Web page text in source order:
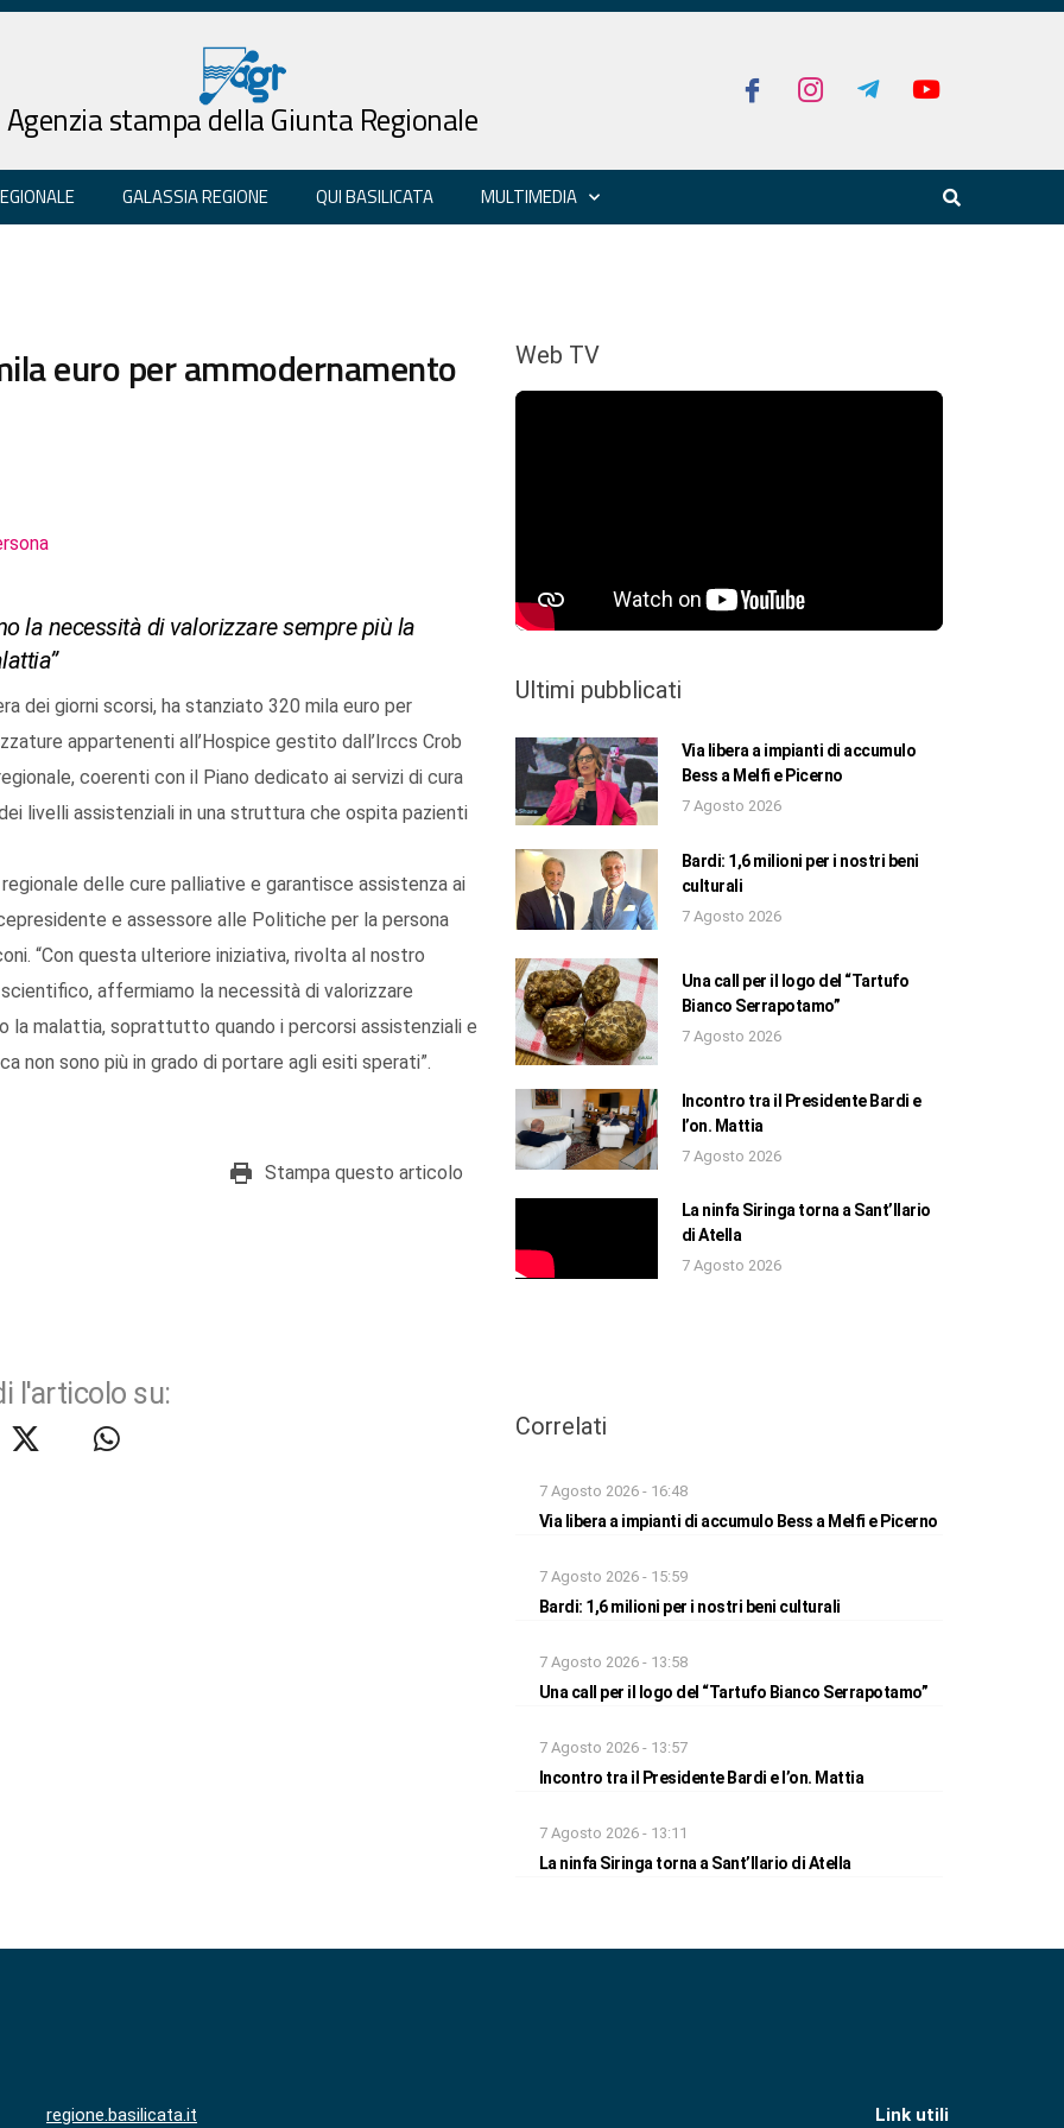
Agenzia stampa della Giunta Regionale
GALASSIA REGIONE QUI BASILICATA MULTIMEDIA
euro per ammodernamento
la necessità di valorizzare sempre più la
dei giorni scorsi, ha stanziato 320 mila euro per
appartenenti all’Hospice gestito dall’Irccs Crob
coerenti con il Piano dedicato ai servizi di cura
livelli assistenziali in una struttura che ospita pazienti
delle cure palliative e garantisce assistenza ai
e assessore alle Politiche per la persona
“Con questa ulteriore iniziativa, rivolta al nostro
affermiamo la necessità di valorizzare
la malattia, soprattutto quando i percorsi assistenziali e
non sono più in grado di portare agli esiti sperati”.
Stampa questo articolo
l'articolo su:
Web TV
Ultimi pubblicati
Via libera a impianti di accumulo
Bess a Melfi e Picerno
7 Agosto 2026
Bardi: 1,6 milioni per i nostri beni
culturali
7 Agosto 2026
Una call per il logo del “Tartufo
Bianco Serrapotamo”
7 Agosto 2026
Incontro tra il Presidente Bardi e
l’on. Mattia
7 Agosto 2026
La ninfa Siringa torna a Sant’Ilario
di Atella
7 Agosto 2026
Correlati
7 Agosto 2026 - 16:48
Via libera a impianti di accumulo Bess a Melfi e Picerno
7 Agosto 2026 - 15:59
Bardi: 1,6 milioni per i nostri beni culturali
7 Agosto 2026 - 13:58
Una call per il logo del “Tartufo Bianco Serrapotamo”
7 Agosto 2026 - 13:57
Incontro tra il Presidente Bardi e l’on. Mattia
7 Agosto 2026 - 13:11
La ninfa Siringa torna a Sant’Ilario di Atella
regione.basilicata.it Link utili